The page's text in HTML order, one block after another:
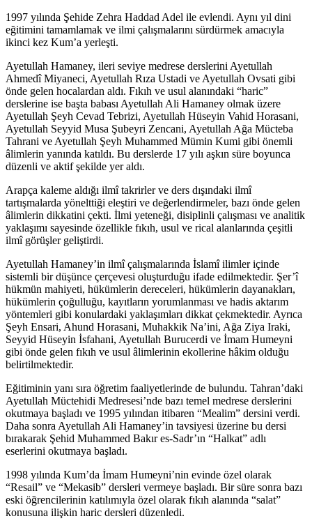
1997 yılında Şehide Zehra Haddad Adel ile evlendi. Aynı yıl dini
eğitimini tamamlamak ve ilmi çalışmalarını sürdürmek amacıyla
ikinci kez Kum’a yerleşti.
Ayetullah Hamaney, ileri seviye medrese derslerini Ayetullah
Ahmedî Miyaneci, Ayetullah Rıza Ustadi ve Ayetullah Ovsati gibi
önde gelen hocalardan aldı. Fıkıh ve usul alanındaki “haric”
derslerine ise başta babası Ayetullah Ali Hamaney olmak üzere
Ayetullah Şeyh Cevad Tebrizi, Ayetullah Hüseyin Vahid Horasani,
Ayetullah Seyyid Musa Şubeyri Zencani, Ayetullah Ağa Mücteba
Tahrani ve Ayetullah Şeyh Muhammed Mümin Kumi gibi önemli
âlimlerin yanında katıldı. Bu derslerde 17 yılı aşkın süre boyunca
düzenli ve aktif şekilde yer aldı.
Arapça kaleme aldığı ilmî takrirler ve ders dışındaki ilmî
tartışmalarda yönelttiği eleştiri ve değerlendirmeler, bazı önde gelen
âlimlerin dikkatini çekti. İlmi yeteneği, disiplinli çalışması ve analitik
yaklaşımı sayesinde özellikle fıkıh, usul ve rical alanlarında çeşitli
ilmî görüşler geliştirdi.
Ayetullah Hamaney’in ilmî çalışmalarında İslamî ilimler içinde
sistemli bir düşünce çerçevesi oluşturduğu ifade edilmektedir. Şer’î
hükmün mahiyeti, hükümlerin dereceleri, hükümlerin dayanakları,
hükümlerin çoğulluğu, kayıtların yorumlanması ve hadis aktarım
yöntemleri gibi konulardaki yaklaşımları dikkat çekmektedir. Ayrıca
Şeyh Ensari, Ahund Horasani, Muhakkik Na’ini, Ağa Ziya Iraki,
Seyyid Hüseyin İsfahani, Ayetullah Burucerdi ve İmam Humeyni
gibi önde gelen fıkıh ve usul âlimlerinin ekollerine hâkim olduğu
belirtilmektedir.
Eğitiminin yanı sıra öğretim faaliyetlerinde de bulundu. Tahran’daki
Ayetullah Müctehidi Medresesi’nde bazı temel medrese derslerini
okutmaya başladı ve 1995 yılından itibaren “Mealim” dersini verdi.
Daha sonra Ayetullah Ali Hamaney’in tavsiyesi üzerine bu dersi
bırakarak Şehid Muhammed Bakır es‑Sadr’ın “Halkat” adlı
eserlerini okutmaya başladı.
1998 yılında Kum’da İmam Humeyni’nin evinde özel olarak
“Resail” ve “Mekasib” dersleri vermeye başladı. Bir süre sonra bazı
eski öğrencilerinin katılımıyla özel olarak fıkıh alanında “salat”
konusuna ilişkin haric dersleri düzenledi.